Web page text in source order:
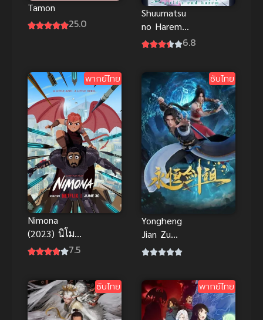
Tamon
25.0
Shuumatsu
no Harem
อวสานฮาเร็ม
6.8
พากย์ไทย
Nimona
(2023) นิโม
นา พากย์ไทย
คชั่นสุดป่วน
น่ารัก
7.5
ซับไทย
Yongheng
Jian Zu
(Rebirth of
ปรมาจารย์
กระบี่เกิดใหม่
ซับไทย พากย์ไทย